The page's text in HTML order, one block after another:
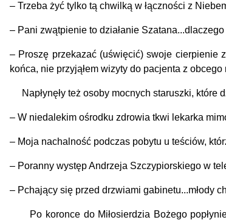
– Trzeba żyć tylko tą chwilką w łączności z
– Pani zwątpienie to działanie
– Proszę przekazać (uświęcić) swoje
końca, nie przyjąłem wizyty do pacjenta z
Napłynęły też osoby mocnych staruszki, które
– W niedalekim ośrodku zdrowia tkwi lekarka
– Moja nachalność podczas pobytu u teściów,
– Poranny występ Andrzeja Szczypiorskiego w
– Pchający się przed drzwiami gabinetu...młody
Po koronce do Miłosierdzia Bożego